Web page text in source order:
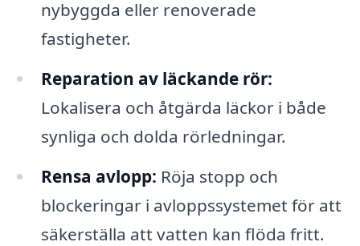
nybyggda eller renoverade
fastigheter.
Reparation av läckande rör:
Lokalisera och åtgärda läckor i både
synliga och dolda rörledningar.
Rensa avlopp: Röja stopp och
blockeringar i avloppssystemet för att
säkerställa att vatten kan flöda fritt.